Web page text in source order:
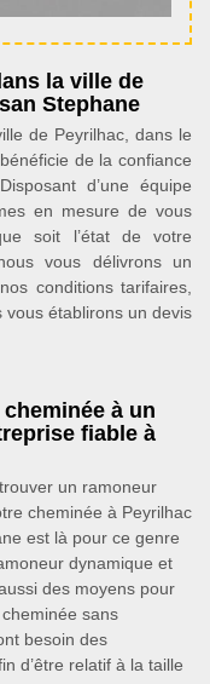
la ville de
Stephane
de Peyrilhac, dans le
de la confiance
d’une équipe
en mesure de vous
soit l’état de votre
vous délivrons un
conditions tarifaires,
établirons un devis
à un
fiable à
un ramoneur
cheminée à Peyrilhac
est là pour ce genre
dynamique et
des moyens pour
sans
besoin des
d’être relatif à la taille